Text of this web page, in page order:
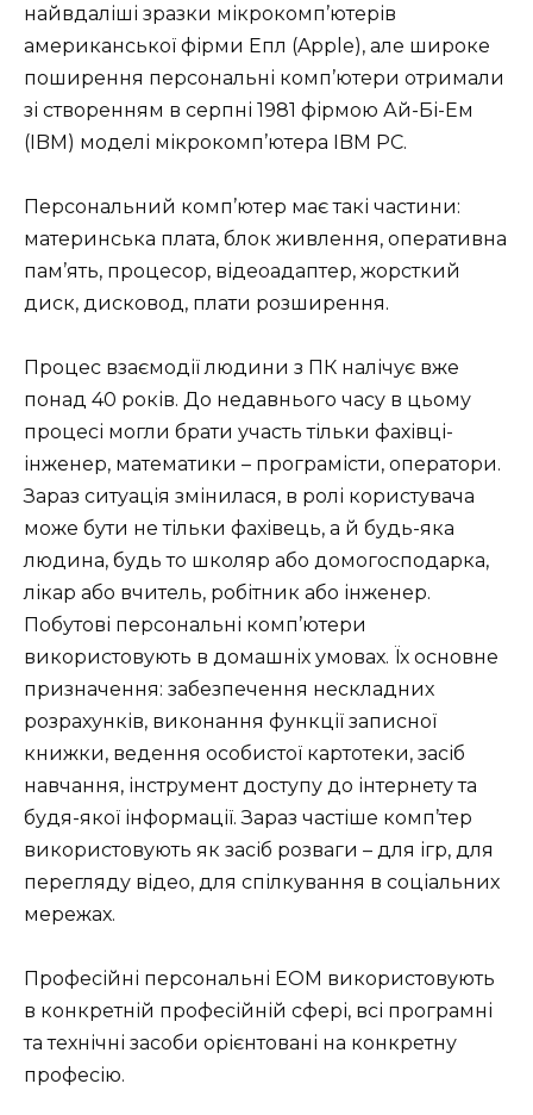
найвдаліші зразки мікрокомп’ютерів
американської фірми Епл (Apple), але широке
поширення персональні комп’ютери отримали
зі створенням в серпні 1981 фірмою Ай-Бі-Ем
(IBM) моделі мікрокомп’ютера IBM PC.
Персональний комп’ютер має такі частини:
материнська плата, блок живлення, оперативна
пам’ять, процесор, відеоадаптер, жорсткий
диск, дисковод, плати розширення.
Процес взаємодії людини з ПК налічує вже
понад 40 років. До недавнього часу в цьому
процесі могли брати участь тільки фахівці-
інженер, математики – програмісти, оператори.
Зараз ситуація змінилася, в ролі користувача
може бути не тільки фахівець, а й будь-яка
людина, будь то школяр або домогосподарка,
лікар або вчитель, робітник або інженер.
Побутові персональні комп’ютери
використовують в домашніх умовах. Їх основне
призначення: забезпечення нескладних
розрахунків, виконання функції записної
книжки, ведення особистої картотеки, засіб
навчання, інструмент доступу до інтернету та
будя-якої інформації. Зараз частіше комп’тер
використовують як засіб розваги – для ігр, для
перегляду відео, для спілкування в соціальних
мережах.
Професійні персональні ЕОМ використовують
в конкретній професійній сфері, всі програмні
та технічні засоби орієнтовані на конкретну
професію.